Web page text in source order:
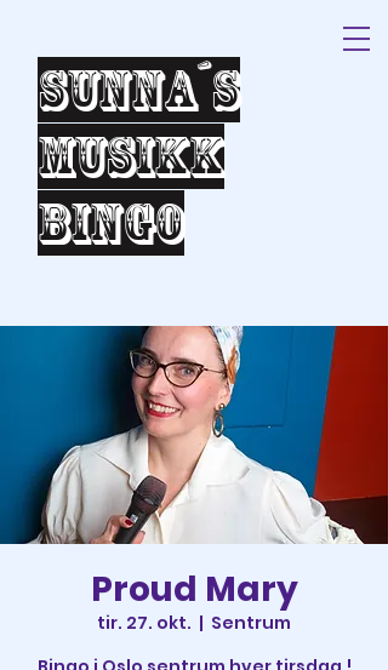
Sunna´s
Musikk
bingo
Proud Mary
tir. 27. okt.
  |
Sentrum